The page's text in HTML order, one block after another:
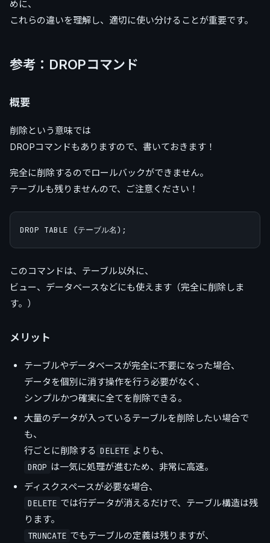
めに、
これらの違いを理解し、適切に使い分けることが重要です。
参考：DROPコマンド
概要
削除という意味では
DROPコマンドもありますので、書いておきます！
完全に削除するのでロールバックができません。
テーブルも残りませんので、ご注意ください！
このコマンドは、テーブル以外に、
ビュー、データベースなどにも使えます（完全に削除しま
す。）
メリット
テーブルやデータベースが完全に不要になった場合、
データを個別に消す操作を行う必要がなく、
シンプルかつ確実に全てを削除できる。
大量のデータが入っているテーブルを削除したい場合で
も、
行ごとに削除する DELETE よりも、
DROP は一気に処理が進むため、非常に高速。
ディスクスペースが必要な場合、
DELETE では行データが消えるだけで、テーブル構造は残
ります。
TRUNCATE でもテーブルの定義は残りますが、